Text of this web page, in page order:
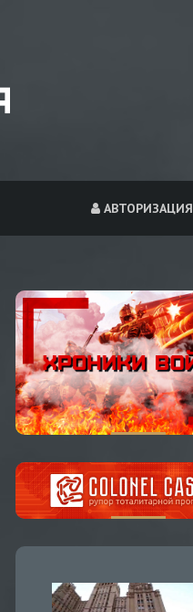
АВТОРИЗАЦИЯ